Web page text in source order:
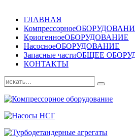
ГЛАВНАЯ
Компрессорное
КриогенноеОБОРУДОВАНИЕ
НасосноеОБОРУДОВАНИЕ
Запасные частиОБЩЕЕ
КОНТАКТЫ